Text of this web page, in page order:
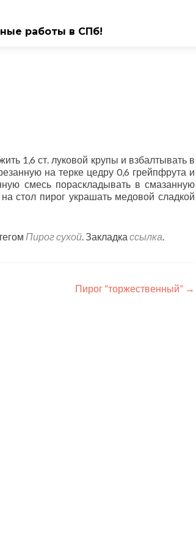
работы в СПб!
1,6 ст. луковой крупы и взбалтывать в
на терке цедру 0,6 грейпфрута и
смесь пораскладывать в смазанную
стол пирог украшать медовой сладкой
Пирог сухой. Закладка ссылка.
Пирог “торжественный” →